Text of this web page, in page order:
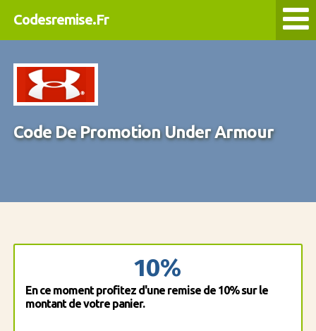
Codesremise.Fr
Code De Promotion Under Armour
10%
En ce moment profitez d'une remise de 10% sur le
montant de votre panier.